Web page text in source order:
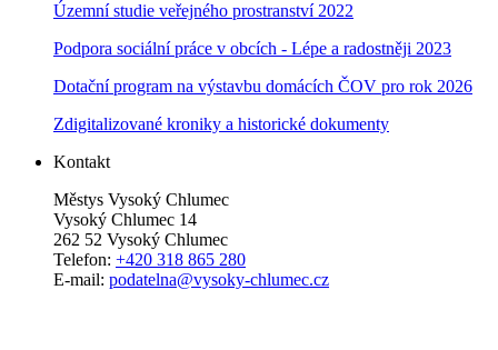
Územní studie veřejného prostranství 2022
Podpora sociální práce v obcích - Lépe a radostněji 2023
Dotační program na výstavbu domácích ČOV pro rok 2026
Zdigitalizované kroniky a historické dokumenty
Kontakt
Městys Vysoký Chlumec
Vysoký Chlumec 14
262 52 Vysoký Chlumec
Telefon: +420 318 865 280
E-mail: podatelna@vysoky-chlumec.cz